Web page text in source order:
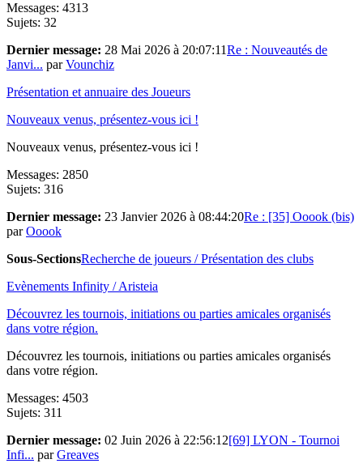
Messages: 4313
Sujets: 32
Dernier message: 28 Mai 2026 à 20:07:11Re : Nouveautés de
Janvi... parVounchiz
Présentation et annuaire des Joueurs
Nouveaux venus, présentez-vous ici !
Nouveaux venus, présentez-vous ici !
Messages: 2850
Sujets: 316
Dernier message: 23 Janvier 2026 à 08:44:20Re : [35] Ooook (bis)
parOoook
Sous-SectionsRecherche de joueurs / Présentation des clubs
Evènements Infinity / Aristeia
Découvrez les tournois, initiations ou parties amicales organisés
dans votre région.
Découvrez les tournois, initiations ou parties amicales organisés
dans votre région.
Messages: 4503
Sujets: 311
Dernier message: 02 Juin 2026 à 22:56:12[69] LYON - Tournoi
Infi... parGreaves